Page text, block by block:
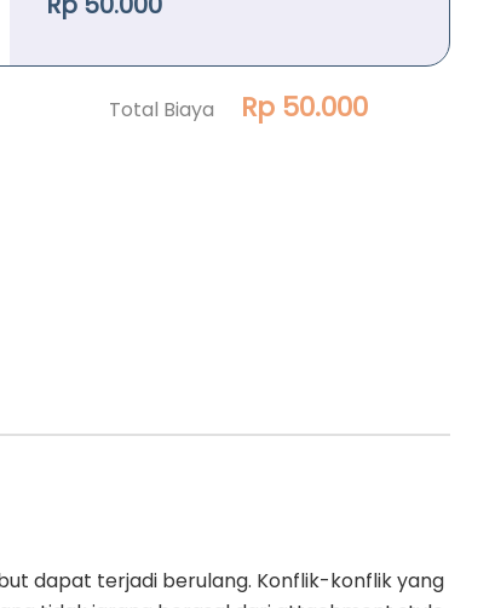
Total Biaya Rp 50.000
dapat terjadi berulang. Konflik-konflik yang